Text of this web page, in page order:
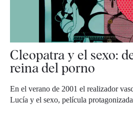
Cleopatra y el sexo:
reina del porno
En el verano de 2001 el realizador
Lucía y el sexo, película